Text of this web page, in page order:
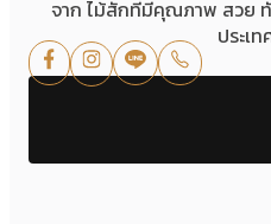
จาก ไม้สักที่มีคุณภาพ สวย
ประเท